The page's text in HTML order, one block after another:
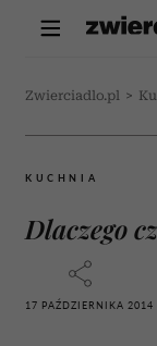
Zwierciadlo.pl >
KUCHNIA
Dlaczego
17 PAŹDZIERNIKA 2014